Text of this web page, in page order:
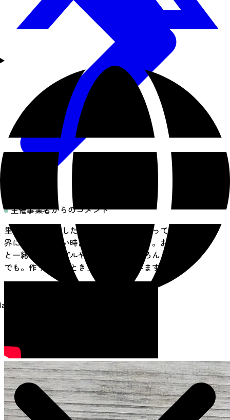
language
主催事業者からのコメント
里山などで採取した木の枝や木の実を使って、世
界に一つしかない時計をデザインします。お子様
と一緒に、カップルやご夫婦で、もちろんご自身
でも。作り手の「とき」を優しく刻みます。